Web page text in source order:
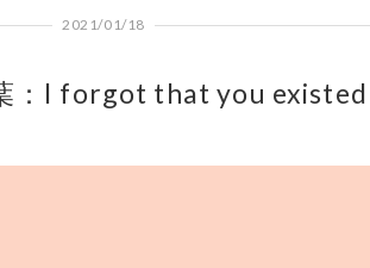
2021/01/18
：I forgot that you existed